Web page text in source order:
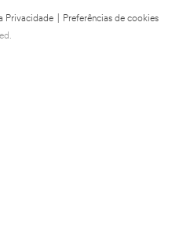
Privacidade
Preferências de cookies